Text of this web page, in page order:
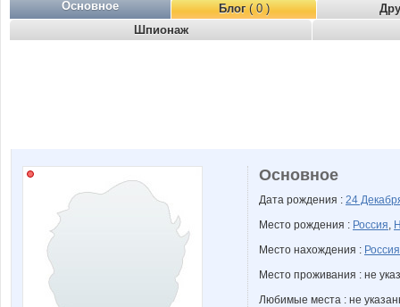
Основное Блог( 0 )
Шпионаж
Основное
Дата рождения : 24
Место рождения : Россия,
Место нахождения : Россия
Место проживания : не
Любимые места : не